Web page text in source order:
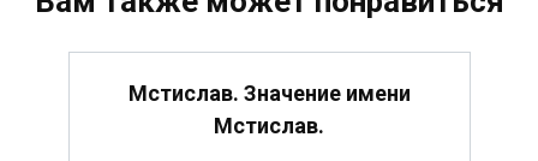
Мстислав. Значение имени
Мстислав.